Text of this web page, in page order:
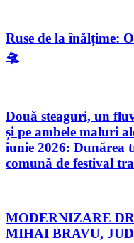
Ruse de la înălțime:
🛸
Două steaguri, un
și pe ambele maluri
iunie 2026: Dunărea
comună de festival
MODERNIZARE
MIHAI BRAVU,